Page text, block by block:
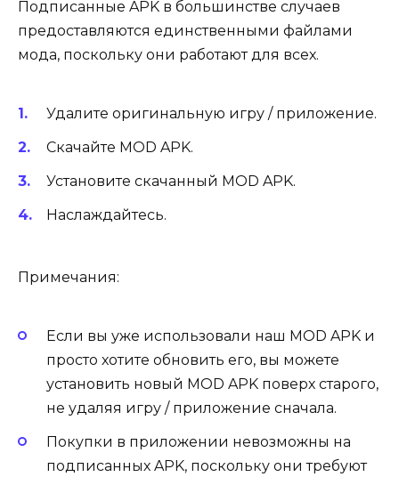
Подписанные APK в большинстве случаев
предоставляются единственными файлами
мода, поскольку они работают для всех.
Удалите оригинальную игру / приложение.
Скачайте MOD APK.
Установите скачанный MOD APK.
Наслаждайтесь.
Примечания:
Если вы уже использовали наш MOD APK и
просто хотите обновить его, вы можете
установить новый MOD APK поверх старого,
не удаляя игру / приложение сначала.
Покупки в приложении невозможны на
подписанных APK, поскольку они требуют